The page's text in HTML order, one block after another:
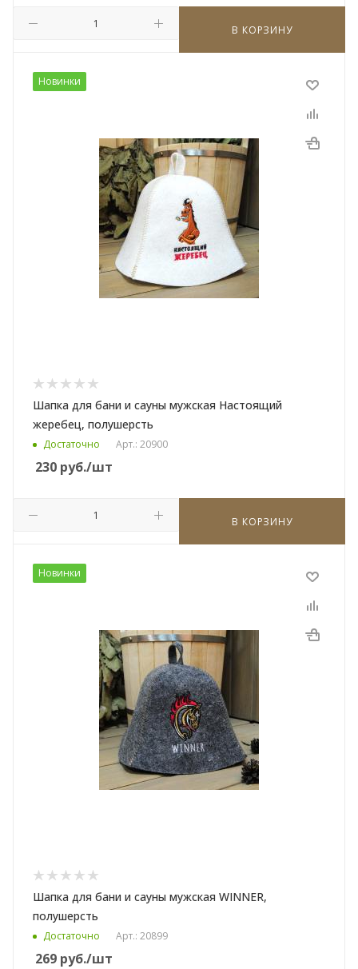
В КОРЗИНУ
Новинки
Шапка для бани и сауны мужская Настоящий
жеребец, полушерсть
Достаточно Арт.: 20900
230 руб./шт
В КОРЗИНУ
Новинки
Шапка для бани и сауны мужская WINNER,
полушерсть
Достаточно Арт.: 20899
269 руб./шт